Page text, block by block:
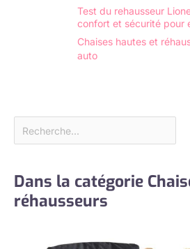
Test du rehausseur
confort et sécurité pour
Chaises hautes et
auto
Dans la catégorie
réhausseurs